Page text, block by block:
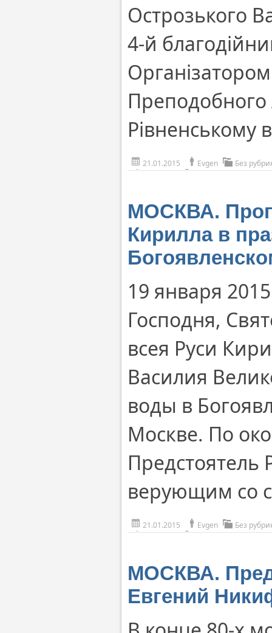
Острозького
4-й
Преподобного
Рівненському
21.01.2015 Evgen Без
МОСКВА.
Кирилла в
19 января
Господня,
всея Руси
Василия
воды в
Москве. По
Предстоятель
верующим со
21.01.2015 Evgen Без
МОСКВА.
Евгений